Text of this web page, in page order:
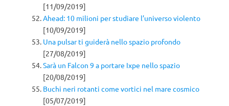
[11/09/2019]
Ahead: 10 milioni per studiare l’universo violento
[10/09/2019]
Una pulsar ti guiderà nello spazio profondo
[27/08/2019]
Sarà un Falcon 9 a portare Ixpe nello spazio
[20/08/2019]
Buchi neri rotanti come vortici nel mare cosmico
[05/07/2019]